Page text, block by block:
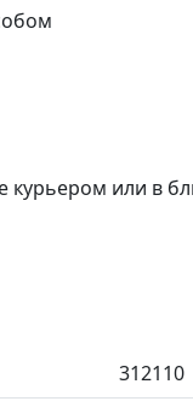
курьером или в
312110